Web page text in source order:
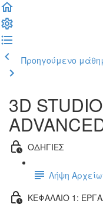
Προηγούμενο
3D
ΟΔΗΓΙΕΣ
Λήψη
ΚΕΦΑΛΑΙΟ 1: